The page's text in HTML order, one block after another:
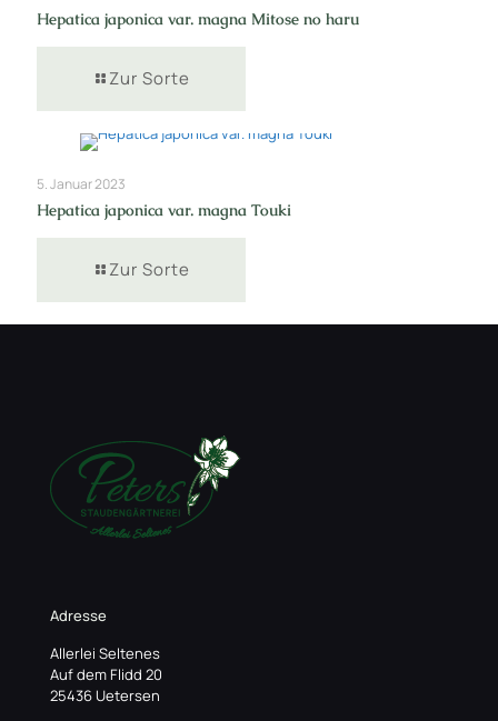
Hepatica japonica var. magna Mitose no haru
Zur Sorte
5. Januar 2023
Hepatica japonica var. magna Touki
Zur Sorte
Adresse
Allerlei Seltenes
Auf dem Flidd 20
25436 Uetersen